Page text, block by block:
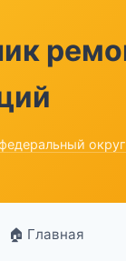
округ
🏠 Главная